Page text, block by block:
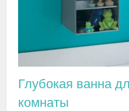
Глубокая ванна
комнаты